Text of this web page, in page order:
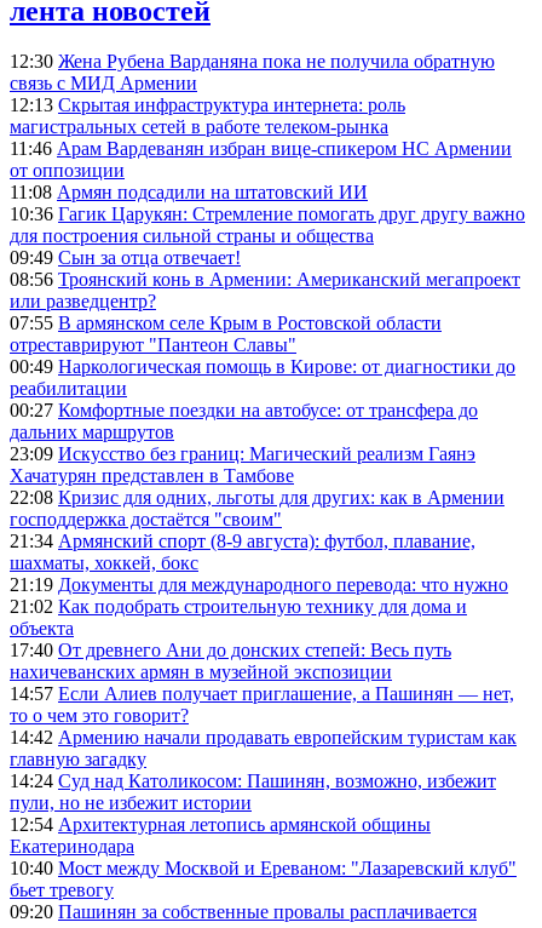
лента новостей
12:30 Жена Рубена Варданяна пока не получила обратную
связь с МИД Армении
12:13 Скрытая инфраструктура интернета: роль
магистральных сетей в работе телеком-рынка
11:46 Арам Вардеванян избран вице-спикером НС Армении
от оппозиции
11:08 Армян подсадили на штатовский ИИ
10:36 Гагик Царукян: Стремление помогать друг другу важно
для построения сильной страны и общества
09:49 Сын за отца отвечает!
08:56 Троянский конь в Армении: Американский мегапроект
или разведцентр?
07:55 В армянском селе Крым в Ростовской области
отреставрируют "Пантеон Славы"
00:49 Наркологическая помощь в Кирове: от диагностики до
реабилитации
00:27 Комфортные поездки на автобусе: от трансфера до
дальних маршрутов
23:09 Искусство без границ: Магический реализм Гаянэ
Хачатурян представлен в Тамбове
22:08 Кризис для одних, льготы для других: как в Армении
господдержка достаётся "своим"
21:34 Армянский спорт (8-9 августа): футбол, плавание,
шахматы, хоккей, бокс
21:19 Документы для международного перевода: что нужно
21:02 Как подобрать строительную технику для дома и
объекта
17:40 От древнего Ани до донских степей: Весь путь
нахичеванских армян в музейной экспозиции
14:57 Если Алиев получает приглашение, а Пашинян — нет,
то о чем это говорит?
14:42 Армению начали продавать европейским туристам как
главную загадку
14:24 Суд над Католикосом: Пашинян, возможно, избежит
пули, но не избежит истории
12:54 Архитектурная летопись армянской общины
Екатеринодара
10:40 Мост между Москвой и Ереваном: "Лазаревский клуб"
бьет тревогу
09:20 Пашинян за собственные провалы расплачивается